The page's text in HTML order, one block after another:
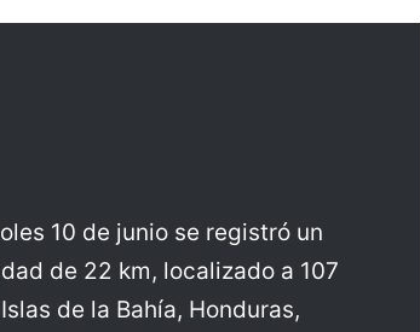
10 de junio se registró un
de 22 km, localizado a 107
de la Bahía, Honduras,